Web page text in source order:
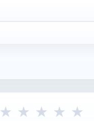
★ ★ ★ ★ ★